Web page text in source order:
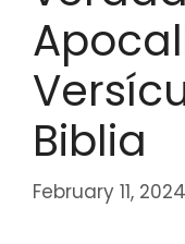
Biblia
February 11, 2024